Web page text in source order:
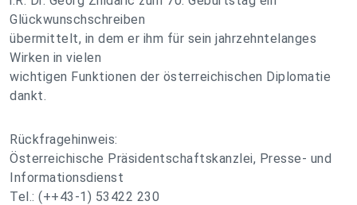
Glückwunschschreiben
übermittelt, in dem er ihm für sein jahrzehntelanges
Wirken in vielen
wichtigen Funktionen der österreichischen Diplomatie
dankt.
Rückfragehinweis:
Österreichische Präsidentschaftskanzlei, Presse- und
Informationsdienst
Tel.: (++43-1) 53422 230